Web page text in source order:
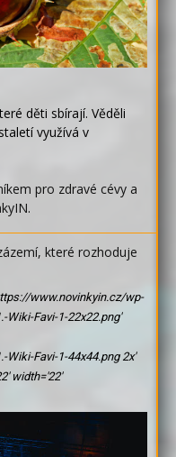
děti sbírají. Věděli
využívá v
pro zdravé cévy a
.
které rozhoduje
www.novinkyin.cz/wp-
Favi-1-22x22.png'
Favi-1-44x44.png 2x'
width='22'